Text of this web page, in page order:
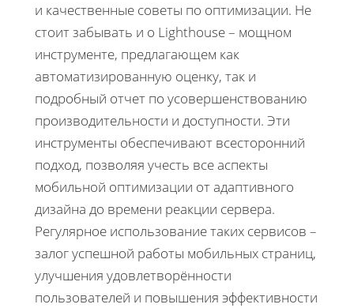
и качественные советы по оптимизации. Не
стоит забывать и о Lighthouse – мощном
инструменте, предлагающем как
автоматизированную оценку, так и
подробный отчет по усовершенствованию
производительности и доступности. Эти
инструменты обеспечивают всесторонний
подход, позволяя учесть все аспекты
мобильной оптимизации от адаптивного
дизайна до времени реакции сервера.
Регулярное использование таких сервисов –
залог успешной работы мобильных страниц,
улучшения удовлетворённости
пользователей и повышения эффективности